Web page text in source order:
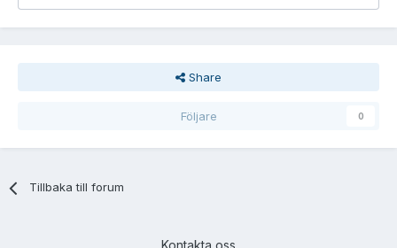
Share
Följare 0
Tillbaka till forum